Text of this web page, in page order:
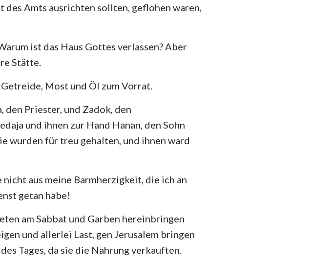
des Amts ausrichten sollten, geflohen waren,
ist das Haus Gottes verlassen? Aber
Stätte.
Most und Öl zum Vorrat.
den Priester, und Zadok, den
und ihnen zur Hand Hanan, den Sohn
wurden für treu gehalten, und ihnen ward
aus meine Barmherzigkeit, die ich an
getan habe!
am Sabbat und Garben hereinbringen
und allerlei Last, gen Jerusalem bringen
Tages, da sie die Nahrung verkauften.